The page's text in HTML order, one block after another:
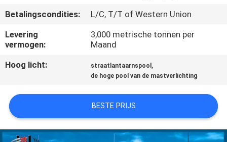
NIEUWS
VERZOEK
CITAAT
SITEMAP
Betalingscondities:
L/C, T/T of Western Union
Levering
vermogen:
3,000 metrische tonnen per
Maand
Hoog licht:
straatlantaarnspool ,
de hoge pool van de mastverlichting
BESTE PRIJS